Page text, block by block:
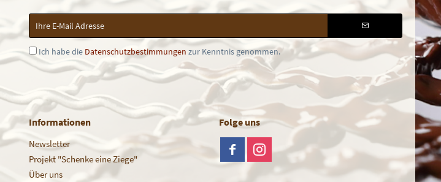
Ich habe die Datenschutzbestimmungen zur Kenntnis genommen.
Informationen
Newsletter
Projekt "Schenke eine Ziege"
Über uns
Folge uns